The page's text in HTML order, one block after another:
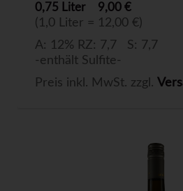
0,75 Liter
9,00 €
(1,0 Liter = 12,00 €)
A: 12% RZ: 7,7 S: 7,7
-enthält Sulfite-
Preis inkl. MwSt. zzgl.